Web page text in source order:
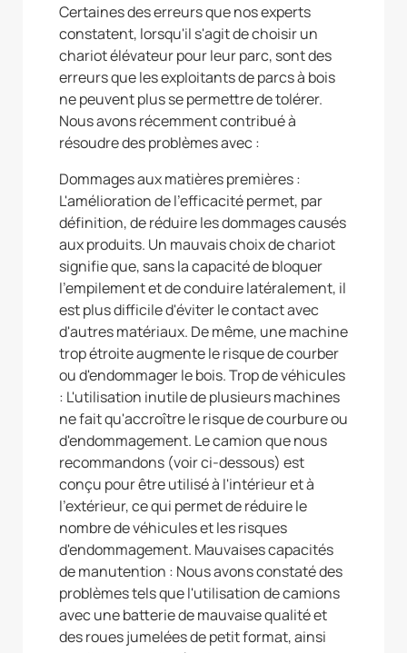
Certaines des erreurs que nos experts
constatent, lorsqu'il s'agit de choisir un
chariot élévateur pour leur parc, sont des
erreurs que les exploitants de parcs à bois
ne peuvent plus se permettre de tolérer.
Nous avons récemment contribué à
résoudre des problèmes avec :
Dommages aux matières premières :
L'amélioration de l'efficacité permet, par
définition, de réduire les dommages causés
aux produits. Un mauvais choix de chariot
signifie que, sans la capacité de bloquer
l'empilement et de conduire latéralement, il
est plus difficile d'éviter le contact avec
d'autres matériaux. De même, une machine
trop étroite augmente le risque de courber
ou d'endommager le bois. Trop de véhicules
: L'utilisation inutile de plusieurs machines
ne fait qu'accroître le risque de courbure ou
d'endommagement. Le camion que nous
recommandons (voir ci-dessous) est
conçu pour être utilisé à l'intérieur et à
l'extérieur, ce qui permet de réduire le
nombre de véhicules et les risques
d'endommagement. Mauvaises capacités
de manutention : Nous avons constaté des
problèmes tels que l'utilisation de camions
avec une batterie de mauvaise qualité et
des roues jumelées de petit format, ainsi